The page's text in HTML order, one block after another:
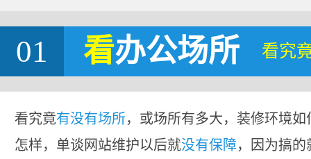
01 看办公场所 看究
看究竟有没有场所，或场所有多大，装修环境
怎样，单谈网站维护以后就没有保障，因为搞